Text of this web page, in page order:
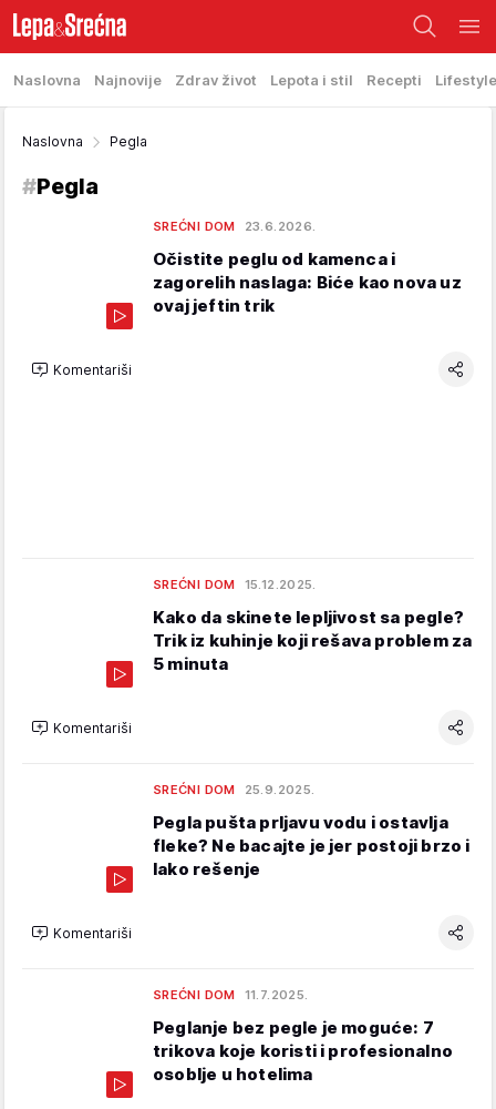
Naslovna Najnovije Zdrav život Lepota i stil Recepti Lifestyle
Naslovna Pegla
#Pegla
SREĆNI DOM 23.6.2026.
Očistite peglu od kamenca i
zagorelih naslaga: Biće kao nova uz
ovaj jeftin trik
Komentariši
SREĆNI DOM 15.12.2025.
Kako da skinete lepljivost sa pegle?
Trik iz kuhinje koji rešava problem za
5 minuta
Komentariši
SREĆNI DOM 25.9.2025.
Pegla pušta prljavu vodu i ostavlja
fleke? Ne bacajte je jer postoji brzo i
lako rešenje
Komentariši
SREĆNI DOM 11.7.2025.
Peglanje bez pegle je moguće: 7
trikova koje koristi i profesionalno
osoblje u hotelima